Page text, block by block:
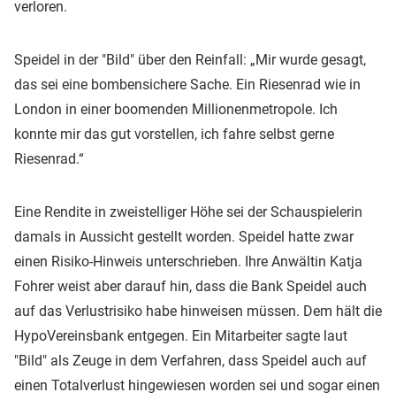
verloren.
Speidel in der "Bild" über den Reinfall: „Mir wurde gesagt,
das sei eine bombensichere Sache. Ein Riesenrad wie in
London in einer boomenden Millionenmetropole. Ich
konnte mir das gut vorstellen, ich fahre selbst gerne
Riesenrad.“
Eine Rendite in zweistelliger Höhe sei der Schauspielerin
damals in Aussicht gestellt worden. Speidel hatte zwar
einen Risiko-Hinweis unterschrieben. Ihre Anwältin Katja
Fohrer weist aber darauf hin, dass die Bank Speidel auch
auf das Verlustrisiko habe hinweisen müssen. Dem hält die
HypoVereinsbank entgegen. Ein Mitarbeiter sagte laut
"Bild" als Zeuge in dem Verfahren, dass Speidel auch auf
einen Totalverlust hingewiesen worden sei und sogar einen